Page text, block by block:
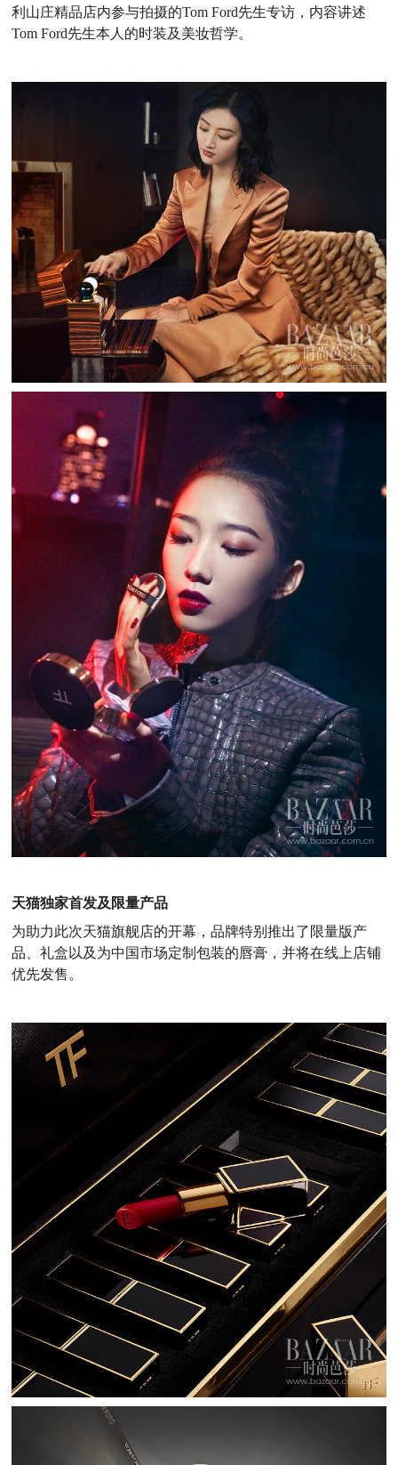
利山庄精品店内参与拍摄的Tom Ford先生专访，内容讲述
Tom Ford先生本人的时装及美妆哲学。
天猫独家首发及限量产品
为助力此次天猫旗舰店的开幕，品牌特别推出了限量版产
品、礼盒以及为中国市场定制包装的唇膏，并将在线上店铺
优先发售。